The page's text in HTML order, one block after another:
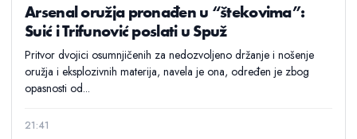
Arsenal oružja pronađen u “štekovima”:
Suić i Trifunović poslati u Spuž
Pritvor dvojici osumnjičenih za nedozvoljeno držanje i nošenje
oružja i eksplozivnih materija, navela je ona, određen je zbog
opasnosti od...
21:41